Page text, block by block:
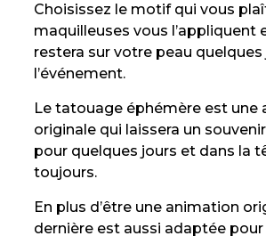
Choisissez le motif qui vous
maquilleuses vous l’appliquent
restera sur votre peau quelques
l’événement.
Le tatouage éphémère est une
originale qui laissera un
pour quelques jours et dans la
toujours.
En plus d’être une animation
dernière est aussi adaptée